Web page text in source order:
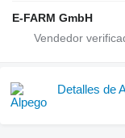
E-FARM GmbH
Detalles de